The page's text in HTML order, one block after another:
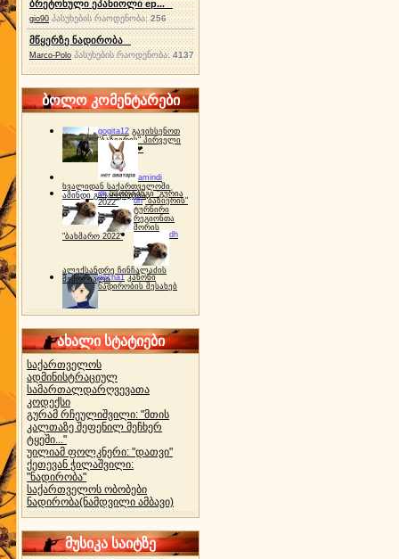
ბრეტონული ეპანიოლი ep...
gio90 პასუხების რაოდენობა:256
მწყერზე ნადირობა
Marco-Polo პასუხების რაოდენობა:4137
ბოლო კომენტარები
gogita12 გავიხსენოთ
"ბაზიერის" პირველი
ტურნირი ❤
amindi
ხვალიდან საქართველოში
ამინდი გაუარესდება
dh სპორტინგი "გურია
2022"
dh "ბაზიერის"
ტურნირი
რეგიონთა
შორის
"ბახმარო 2022"
dh
ალექსანდრე ჩინჩალაძის
მემორიალიgocha1 კანონი
ნადირობის შესახებ
ახალი სტატიები
საქართველოს
ადმინისტრაციულ
სამართალდარღვევათა
კოდექსი
გურამ რჩეულიშვილი: "მთის
კალთაზე შეფენილ მეჩხერ
ტყეში..."
უილიამ ფოლკნერი: "დათვი"
ქეთევან ჭილაშვილი:
"ნადირობა"
საქართველოს ობობები
ნადირობა(ნამდვილი ამბავი)
მუსიკა საიტზე